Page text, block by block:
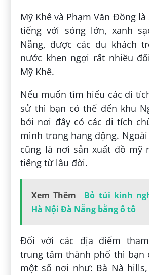
Mỹ Khê và Phạm Văn Đồng
tiếng với sóng lớn, xanh
Nẵng, được các du khách
nước khen ngợi rất nhiều
Mỹ Khê.
Nếu muốn tìm hiểu các di
sử thì bạn có thể đến khu
bởi nơi đây có các di tích
mình trong hang động.
cũng là nơi sản xuất đồ mỹ
tiếng từ lâu đời.
Xem Thêm
Bỏ túi kinh
Hà Nội Đà Nẵng bằng ô tô
Đối với các địa điểm
trung tâm thành phố thì bạn
một số nơi như: Bà Nà